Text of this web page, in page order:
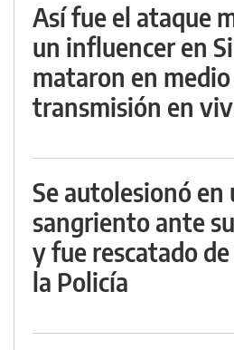
Así fue el ataque
un influencer en
mataron en
transmisión en
Se autolesionó en
sangriento ante
y fue rescatado
la Policía